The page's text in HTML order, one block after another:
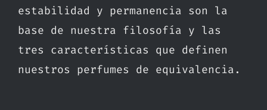
estabilidad y permanencia son la
base de nuestra filosofía y las
tres características que definen
nuestros perfumes de equivalencia.